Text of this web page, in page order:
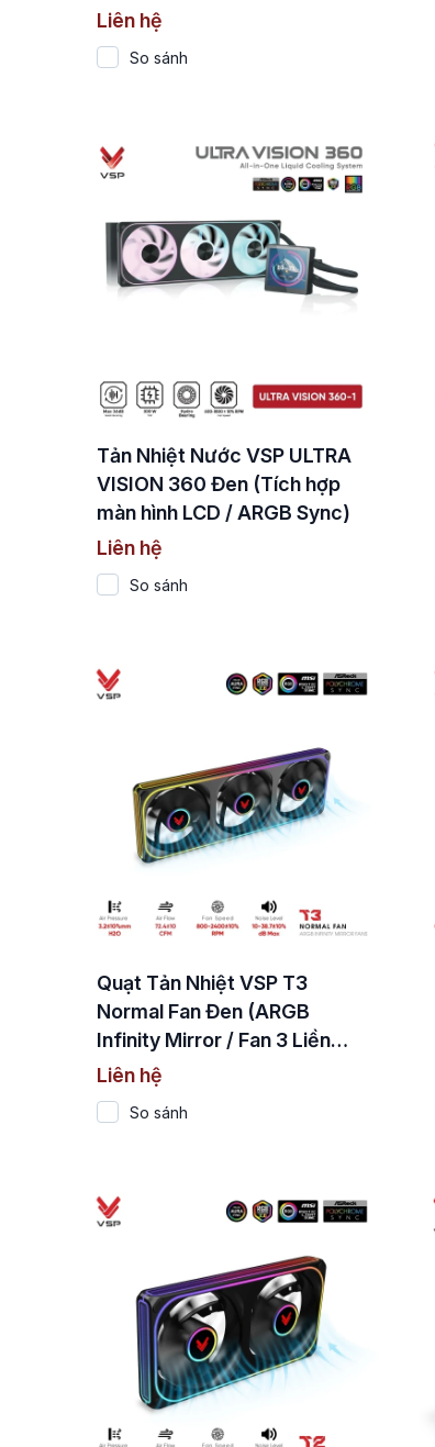
/ TDP 220W)
Liên hệ
So sánh
Tản Nhiệt Nước VSP ULTRA
VISION 360 Đen (Tích hợp
màn hình LCD / ARGB Sync)
Liên hệ
So sánh
Quạt Tản Nhiệt VSP T3
Normal Fan Đen (ARGB
Infinity Mirror / Fan 3 Liền
Khối)
Liên hệ
So sánh